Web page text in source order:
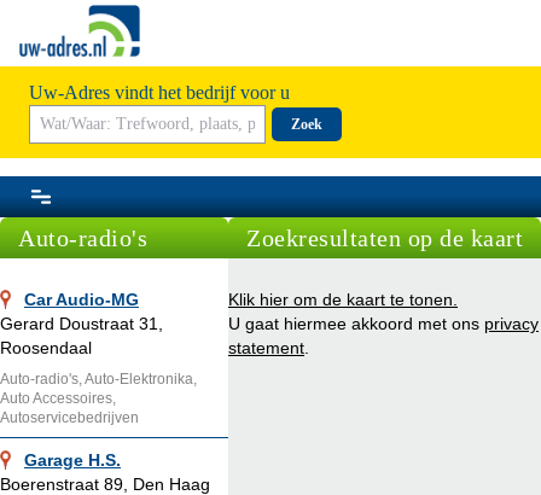
Uw-Adres vindt het bedrijf voor u
Zoek
Auto-radio's
Car Audio-MG
Gerard Doustraat 31,
Roosendaal
Auto-radio's, Auto-Elektronika,
Auto Accessoires,
Autoservicebedrijven
Garage H.S.
Boerenstraat 89, Den Haag
Zoekresultaten op de kaart
Klik hier om de kaart te tonen.
U gaat hiermee akkoord met ons privacy
statement